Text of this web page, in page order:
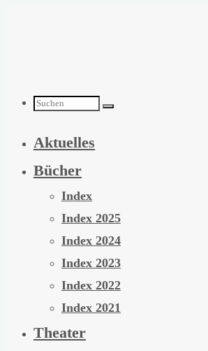
Suchen
nach:
Aktuelles
Bücher
Index
Index 2025
Index 2024
Index 2023
Index 2022
Index 2021
Theater